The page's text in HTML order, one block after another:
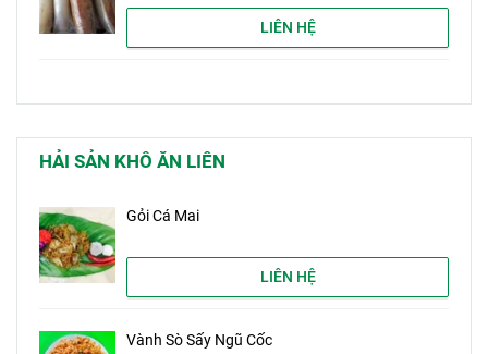
LIÊN HỆ
HẢI SẢN KHÔ ĂN LIÊN
Gỏi Cá Mai
LIÊN HỆ
Vành Sò Sấy Ngũ Cốc